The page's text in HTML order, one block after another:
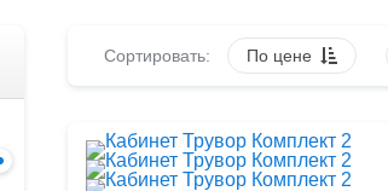
Сортировать: По цене